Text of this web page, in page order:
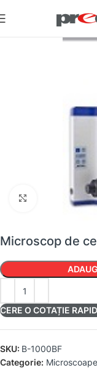
Faceți clic
Microscop de
CERE O COTAȚIE
SKU: B-1000BF
Categorie: